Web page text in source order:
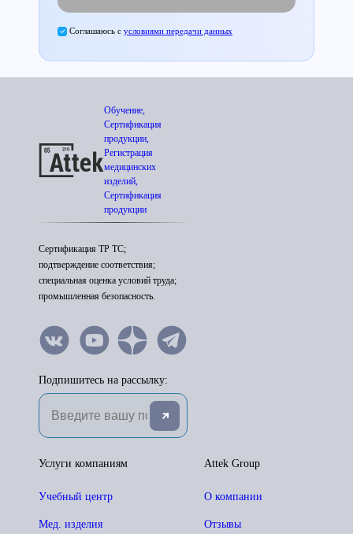
Соглашаюсь с условиями передачи данных
Обучение,
Сертификация
продукции,
Регистрация
медицинских
изделий,
Сертификация
продукции
Сертификация ТР ТС;
подтверждение соответствия;
специальная оценка условий труда;
промышленная безопасность.
Подпишитесь на рассылку:
Attek Group
О компании
Отзывы
Услуги компаниям
Учебный центр
Мед. изделия